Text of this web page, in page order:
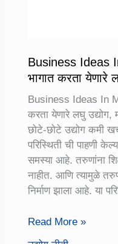
Business Ideas
भागात करता येणारे
Business Ideas In
करता येणारे लघु उद्योग,
छोटे-छोटे उद्योग कमी
परिस्थिती ची पाहणी
समस्या आहे. तरुणांना
नाहीत. आणि त्यामुळे
निर्माण झाला आहे. या
Business
Read More »